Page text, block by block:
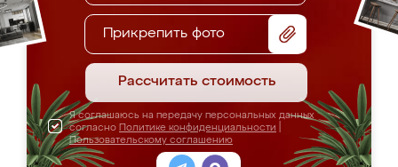
Прикрепить фото
Рассчитать стоимость
Я соглашаюсь на передачу персональных данных
согласно Политике конфиденциальности
Пользовательскому соглашению